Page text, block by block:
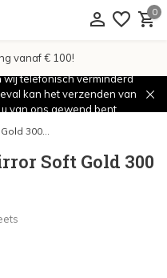
0
vanaf € 100!
telefonisch verminderd
kan het verzenden van
van ons gewend bent.
300...
Soft Gold 300